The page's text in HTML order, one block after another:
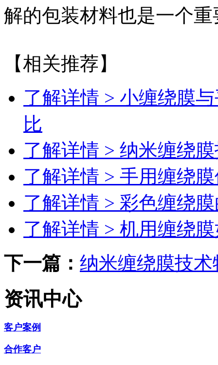
解的包装材料也是一个
【相关推荐】
了解详情 > 小缠绕膜
比
了解详情 > 纳米缠绕
了解详情 > 手用缠绕
了解详情 > 彩色缠绕
了解详情 > 机用缠绕
下一篇： 纳米缠绕膜技
资讯中心
客户案例
合作客户